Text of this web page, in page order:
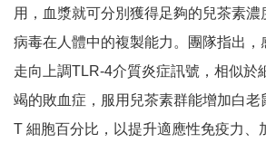
用，血漿就可分別獲得足夠的兒茶素
病毒在人體中的複製能力。團隊指出，
走向上調TLR-4介質炎症訊號，相似於
竭的敗血症，服用兒茶素群能增加白
T 細胞百分比，以提升適應性免疫力、